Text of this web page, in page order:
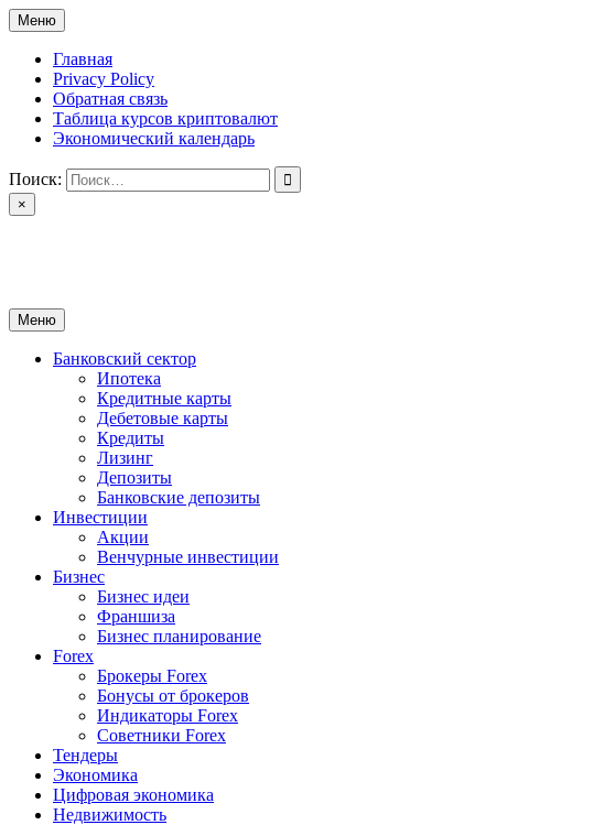
Перейти
к
содержимому
Меню
Главная
Privacy Policy
Обратная связь
Таблица курсов криптовалют
Экономический календарь
Поиск:
×
Меню
Банковский сектор
Ипотека
Кредитные карты
Дебетовые карты
Кредиты
Лизинг
Депозиты
Банковские депозиты
Инвестиции
Акции
Венчурные инвестиции
Бизнес
Бизнес идеи
Франшиза
Бизнес планирование
Forex
Брокеры Forex
Бонусы от брокеров
Индикаторы Forex
Советники Forex
Тендеры
Экономика
Цифровая экономика
Недвижимость